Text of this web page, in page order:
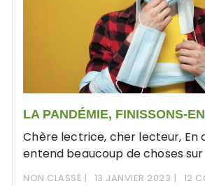
LA PANDÉMIE, FINISSONS-EN
Chère lectrice, cher lecteur, En
entend beaucoup de choses
NON CLASSÉ 13 JANVIER 2023 12